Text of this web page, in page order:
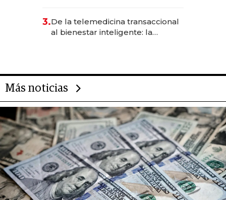
las marcas "fast premium"
3.De la telemedicina transaccional
al bienestar inteligente: la
Más noticias